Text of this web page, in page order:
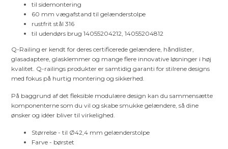
til sidemontering
60 mm vægafstand til gelænderstolpe
rustfrit stål 316
til udendørs brug 14055204212, 14055204812
Q-Railing er kendt for deres certificerede gelændere, håndlister,
glasadaptere, glasklemmer og mange flere innovative løsninger i høj
kvalitet. Q-railings produkter er samtidig garanti for stilrene designs
med fokus på hurtig montering og sikkerhed.
På baggrund af det fleksible modulære design kan du sammensætte
komponenterne som du vil og skabe smukke gelændere, så dine
ønsker og idéer bliver til virkelighed.
Størrelse - til Ø42,4 mm gelænderstolpe
Farve - børstet